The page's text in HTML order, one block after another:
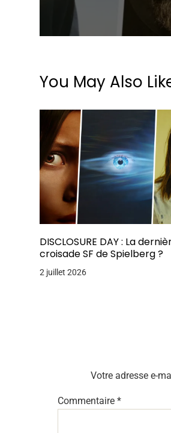
You May Also
DISCLOSURE DAY : La
croisade SF de Spielberg ?
2 juillet 2026
Votre adresse e-
Commentaire*